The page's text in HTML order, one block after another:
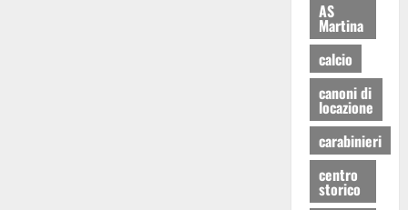
AS
Martina
calcio
canoni di
locazione
carabinieri
centro
storico